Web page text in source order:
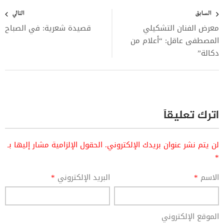
المقالات
السابق
معرض الفنان التشكيلي
المصطفى عاقل: “أعلام من
دكالة”
التالي
قصيدة شعرية: في الصباح
اترك تعليقاً
لن يتم نشر عنوان بريدك الإلكتروني. الحقول الإلزامية مشار إليها بـ
*
الاسم * البريد الإلكتروني *
الموقع الإلكتروني